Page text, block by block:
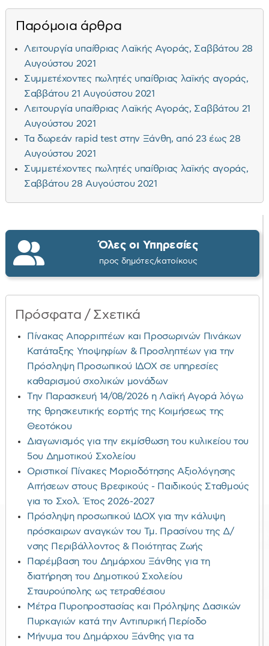
Παρόμοια άρθρα
Λειτουργία υπαίθριας Λαϊκής Αγοράς, Σαββάτου 28
Αυγούστου 2021
Συμμετέχοντες πωλητές υπαίθριας λαϊκής αγοράς,
Σαββάτου 21 Αυγούστου 2021
Λειτουργία υπαίθριας Λαϊκής Αγοράς, Σαββάτου 21
Αυγούστου 2021
Τα δωρεάν rapid test στην Ξάνθη, από 23 έως 28
Αυγούστου 2021
Συμμετέχοντες πωλητές υπαίθριας λαϊκής αγοράς,
Σαββάτου 28 Αυγούστου 2021
Όλες οι Υπηρεσίες
προς δημότες/κατοίκους
Πρόσφατα / Σχετικά
Πίνακας Απορριπτέων και Προσωρινών Πινάκων
Κατάταξης Υποψηφίων & Προσληπτέων για την
Πρόσληψη Προσωπικού ΙΔΟΧ σε υπηρεσίες
καθαρισμού σχολικών μονάδων
Την Παρασκευή 14/08/2026 η Λαϊκή Αγορά λόγω
της θρησκευτικής εορτής της Κοιμήσεως της
Θεοτόκου
Διαγωνισμός για την εκμίσθωση του κυλικείου του
5ου Δημοτικού Σχολείου
Οριστικοί Πίνακες Μοριοδότησης Αξιολόγησης
Αιτήσεων στους Βρεφικούς - Παιδικούς Σταθμούς
για το Σχολ. Έτος 2026-2027
Πρόσληψη προσωπικού ΙΔΟΧ για την κάλυψη
πρόσκαιρων αναγκών του Τμ. Πρασίνου της Δ/
νσης Περιβάλλοντος & Ποιότητας Ζωής
Παρέμβαση του Δημάρχου Ξάνθης για τη
διατήρηση του Δημοτικού Σχολείου
Σταυρούπολης ως τετραθέσιου
Μέτρα Πυροπροστασίας και Πρόληψης Δασικών
Πυρκαγιών κατά την Αντιπυρική Περίοδο
Μήνυμα του Δημάρχου Ξάνθης για τα